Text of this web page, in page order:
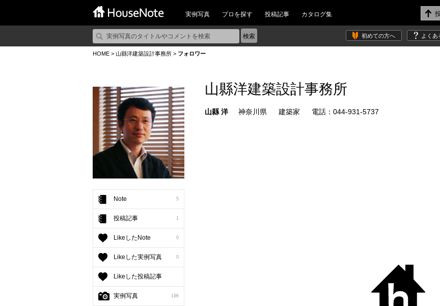
実例写真 プロを探す 投稿記事 カタログ集
初めての方へ よくあ
HOME > 山縣洋建築設計事務所 > フォロワー
Note 5
投稿記事 1
LikeしたNote 0
Likeした実例写真 0
Likeした投稿記事
実例写真 196
山縣洋建築設計事務所
山縣 洋 神奈川県 建築家 電話：044-931-5737